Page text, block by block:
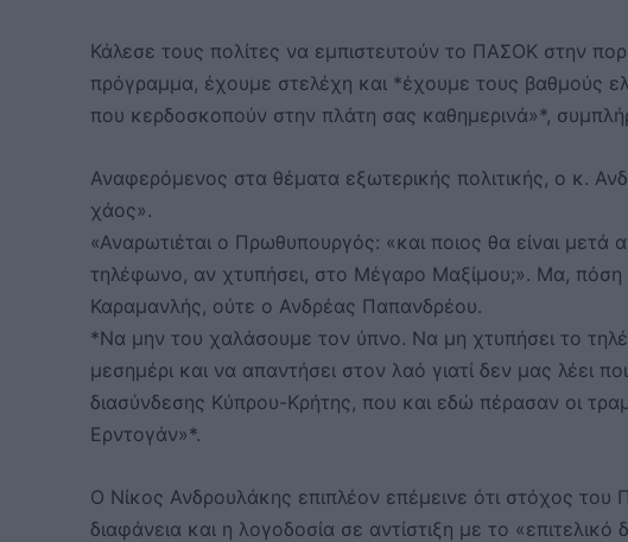
Κάλεσε τους πολίτες να εμπιστευτούν το ΠΑΣΟΚ στην
πρόγραμμα, έχουμε στελέχη και *έχουμε τους βαθμούς
που κερδοσκοπούν στην πλάτη σας καθημερινά»*,
Αναφερόμενος στα θέματα εξωτερικής πολιτικής, ο κ.
χάος».
«Αναρωτιέται ο Πρωθυπουργός: «και ποιος θα είναι
τηλέφωνο, αν χτυπήσει, στο Μέγαρο Μαξίμου;». Μα, πόση
Καραμανλής, ούτε ο Ανδρέας Παπανδρέου.
*Να μην του χαλάσουμε τον ύπνο. Να μη χτυπήσει το
μεσημέρι και να απαντήσει στον λαό γιατί δεν μας λέει
διασύνδεσης Κύπρου-Κρήτης, που και εδώ πέρασαν οι
Ερντογάν»*.
Ο Νίκος Ανδρουλάκης επιπλέον επέμεινε ότι στόχος
διαφάνεια και η λογοδοσία σε αντίστιξη με το